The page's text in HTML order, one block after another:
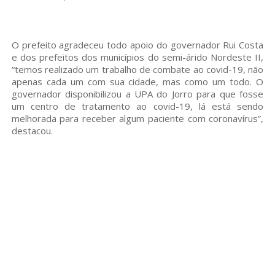
O prefeito agradeceu todo apoio do governador Rui Costa
e dos prefeitos dos municípios do semi-árido Nordeste II,
“temos realizado um trabalho de combate ao covid-19, não
apenas cada um com sua cidade, mas como um todo. O
governador disponibilizou a UPA do Jorro para que fosse
um centro de tratamento ao covid-19, lá está sendo
melhorada para receber algum paciente com coronavírus”,
destacou.